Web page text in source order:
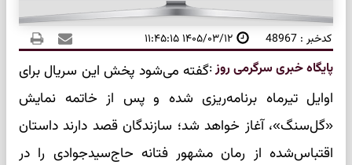
کدخبر : 48967 ۱۴۰۵/۰۳/۱۲ ۱۱:۴۵:۱۵
پایگاه خبری سرگرمی روز:گفته می‌شود پخش این سریال برای
اوایل تیرماه برنامه‌ریزی شده و پس از خاتمه نمایش
«گل‌سنگ»، آغاز خواهد شد؛ سازندگان قصد دارند داستان
اقتباس‌شده از رمان مشهور فتانه حاج‌سیدجوادی را در